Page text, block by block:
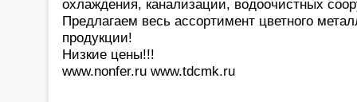
охлаждения, канализации, водоочистных
Предлагаем весь ассортимент цветного
продукции!
Низкие цены!!!
www.nonfer.ru www.tdcmk.ru